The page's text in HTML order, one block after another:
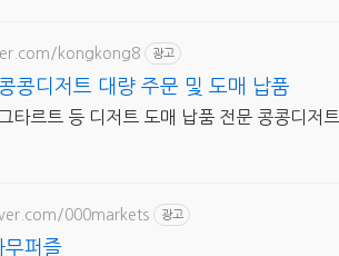
kongkong8 광고
콩디저트 대량 주문 및 도매 납품
타르트 등 디저트 도매 납품 전문 콩콩디저트
000markets 광고
무퍼즐